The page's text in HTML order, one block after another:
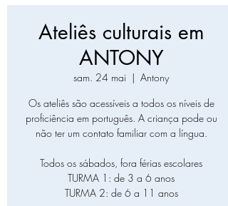
Ateliês culturais em
ANTONY
sam. 24 mai
  |
Antony
Os ateliês são acessíveis a todos os níveis de
proficiência em português. A criança pode ou
não ter um contato familiar com a língua.
Todos os sábados, fora férias escolares
TURMA 1: de 3 a 6 anos
TURMA 2: de 6 a 11 anos